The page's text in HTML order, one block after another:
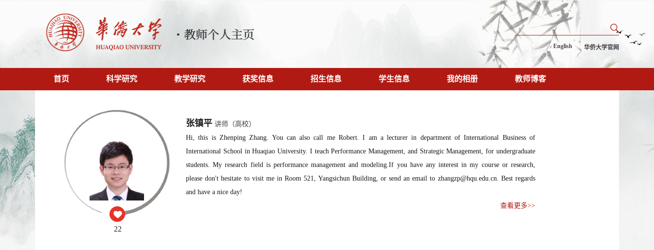
English 华侨大学官网
首页 科学研究 教学研究 获奖信息 招生信息 学生信息 我的相册 教师博客
22
张镇平 讲师（高校）
Hi, this is Zhenping Zhang. You can also call me Robert. I am a lecturer in department of International Business of
International School in Huaqiao University. I teach Performance Management, and Strategic Management, for undergraduate
students. My research field is performance management and modeling.If you have any interest in my course or research,
please don't hesitate to visit me in Room 521, Yangsichun Building, or send an email to zhangzp@hqu.edu.cn. Best regards
and have a nice day!
查看更多>>